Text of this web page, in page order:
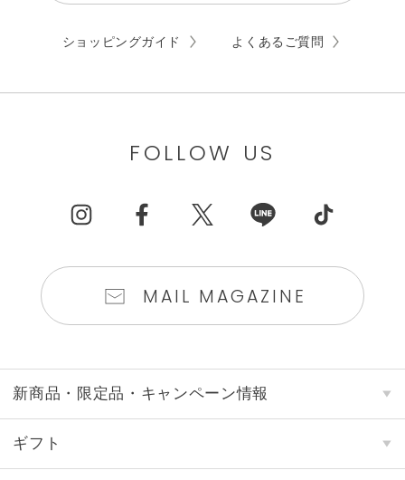
ショッピングガイド よくあるご質問
FOLLOW US
MAIL MAGAZINE
新商品・限定品・キャンペーン情報
ギフト